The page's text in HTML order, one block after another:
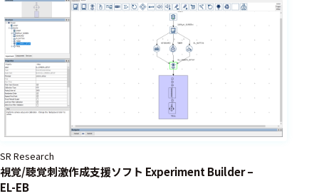
SR Research
視覚/聴覚刺激作成支援ソフト Experiment Builder –
EL-EB